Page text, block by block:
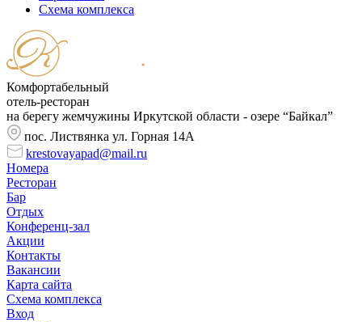
Cхема комплекса
Комфортабельный
отель-ресторан
на берегу жемчужины Иркутской области - озере “Байкал”
пос. Листвянка ул. Горная 14А
krestovayapad@mail.ru
Номера
Ресторан
Бар
Отдых
Конференц-зал
Акции
Контакты
Вакансии
Карта сайта
Cхема комплекса
Вход